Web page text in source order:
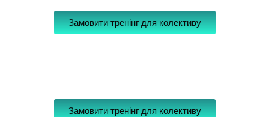
Замовити тренінг для колективу
Замовити тренінг для колективу